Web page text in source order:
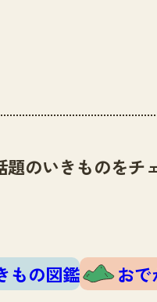
のいきものをチ
もの図鑑 お